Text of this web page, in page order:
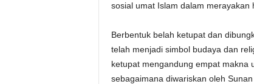
sosial umat Islam dalam merayakan
Berbentuk belah ketupat dan
telah menjadi simbol budaya dan
ketupat mengandung empat makna
sebagaimana diwariskan oleh Sunan